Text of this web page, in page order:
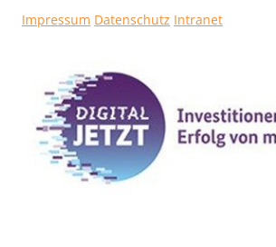
Impressum Datenschutz Intranet